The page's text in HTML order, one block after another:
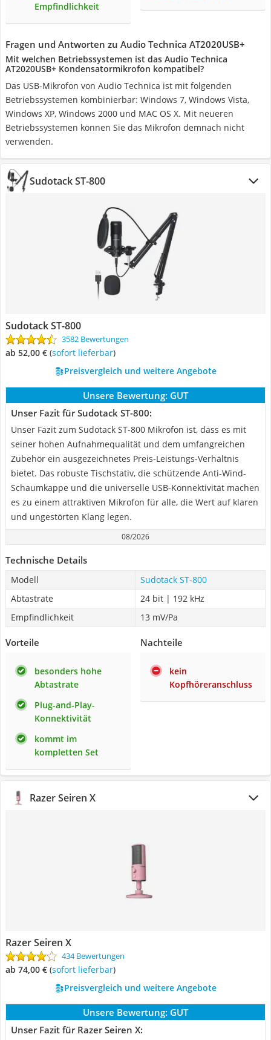
Empfindlichkeit
Fragen und Antworten zu Audio Technica AT2020USB+
Mit welchen Betriebssystemen ist das Audio Technica
AT2020USB+ Kondensatormikrofon kompatibel?
Das USB-Mikrofon von Audio Technica ist mit folgenden
Betriebssystemen kombinierbar: Windows 7, Windows Vista,
Windows XP, Windows 2000 und MAC OS X. Mit neueren
Betriebssystemen können Sie das Mikrofon demnach nicht
verwenden.
Sudotack ST-800
Sudotack ST-800
3582 Bewertungen
ab 52,00 € ( Sofort lieferbar)
Preisvergleich und weitere Angebote
Unsere Bewertung: GUT
Unser Fazit für Sudotack ST-800:
Unser Fazit zum Sudotack ST-800 Mikrofon ist, dass es mit
seiner hohen Aufnahmequalität und dem umfangreichen
Zubehör ein ausgezeichnetes Preis-Leistungs-Verhältnis
bietet. Das robuste Tischstativ, die schützende Anti-Wind-
Schaumkappe und die universelle USB-Konnektivität machen
es zu einem attraktiven Mikrofon für alle, die Wert auf klaren
und ungestörten Klang legen.
08/2026
Technische Details
Modell
Sudotack ST-800
Abtastrate
24 bit | 192 kHz
Empfindlichkeit
13 mV/Pa
Vorteile
besonders hohe
Abtastrate
Plug-and-Play-
Konnektivität
kommt im
kompletten Set
Nachteile
kein
Kopfhöreranschluss
Razer Seiren X
Razer Seiren X
434 Bewertungen
ab 74,00 € ( Sofort lieferbar)
Preisvergleich und weitere Angebote
Unsere Bewertung: GUT
Unser Fazit für Razer Seiren X: